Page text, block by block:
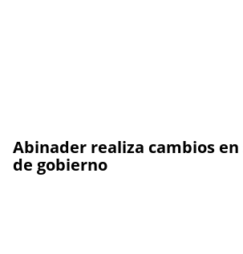
Abinader realiza cambios
de gobierno